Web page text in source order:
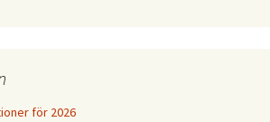
för 2026